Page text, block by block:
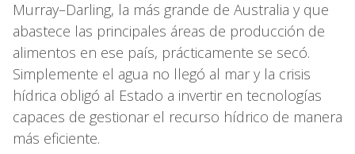
Murray–Darling, la más grande de Australia y que
abastece las principales áreas de producción de
alimentos en ese país, prácticamente se secó.
Simplemente el agua no llegó al mar y la crisis
hídrica obligó al Estado a invertir en tecnologías
capaces de gestionar el recurso hídrico de manera
más eficiente.